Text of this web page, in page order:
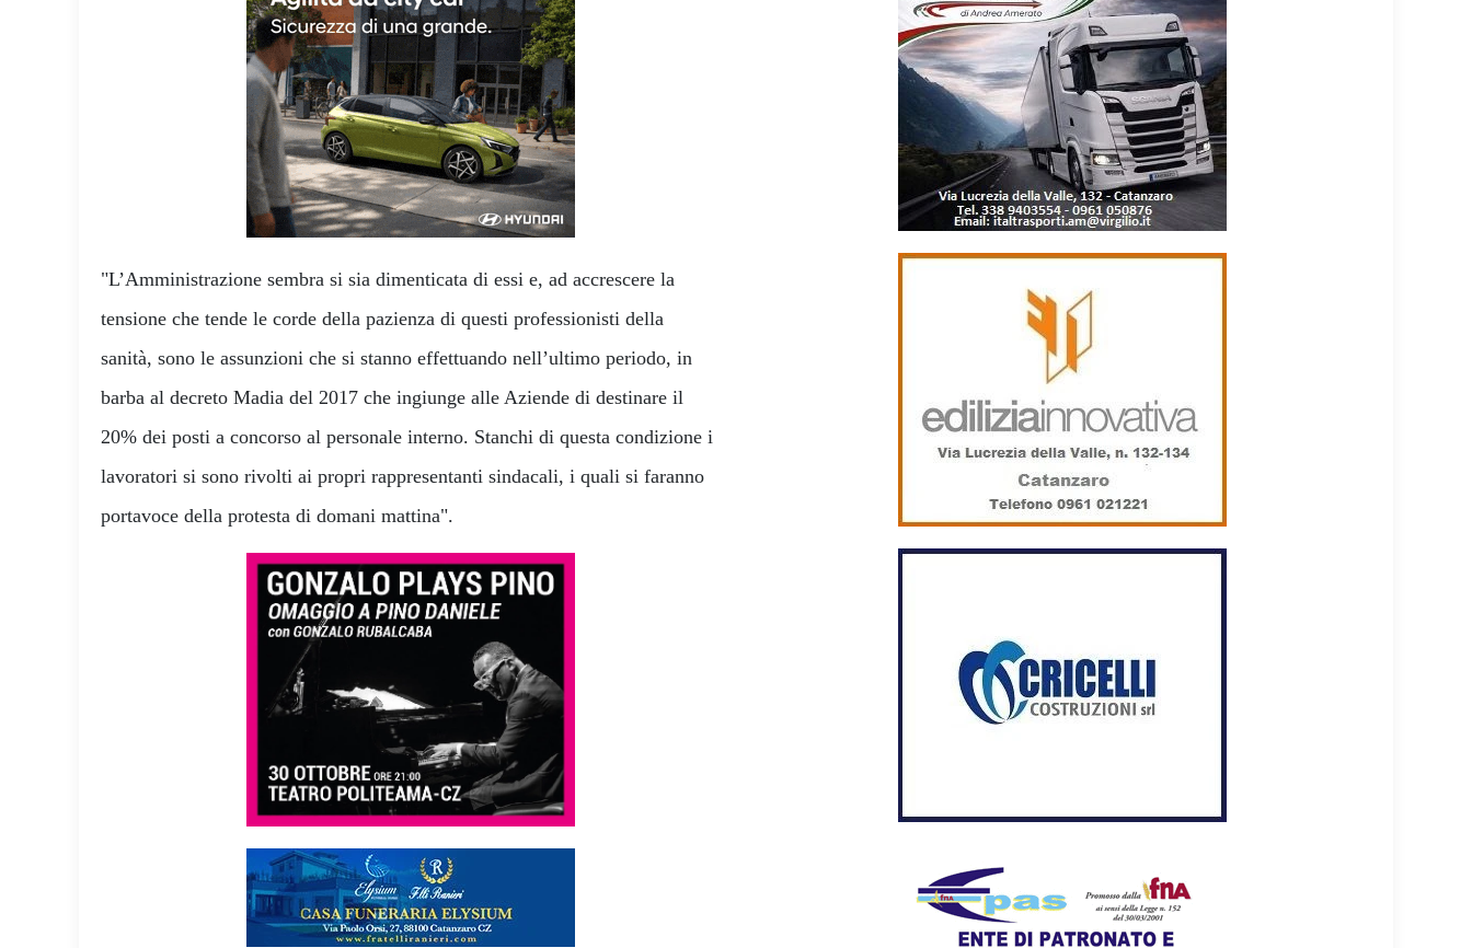
"L’Amministrazione sembra si sia dimenticata di essi e, ad accrescere la
tensione che tende le corde della pazienza di questi professionisti della
sanità, sono le assunzioni che si stanno effettuando nell’ultimo periodo, in
barba al decreto Madia del 2017 che ingiunge alle Aziende di destinare il
20% dei posti a concorso al personale interno. Stanchi di questa condizione i
lavoratori si sono rivolti ai propri rappresentanti sindacali, i quali si faranno
portavoce della protesta di domani mattina".